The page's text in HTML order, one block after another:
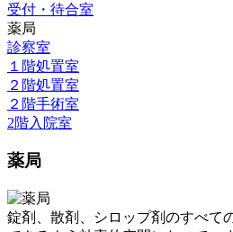
受付・待合室
薬局
診察室
１階処置室
２階処置室
２階手術室
2階入院室
薬局
錠剤、散剤、シロップ剤のすべて